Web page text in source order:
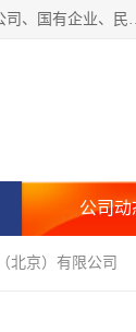
东方君创进出口（北京）有限公司，成立20年来，专注于提供外贸进出口代理服务。服务的客户，包括跨
公司动
北京）有限公司